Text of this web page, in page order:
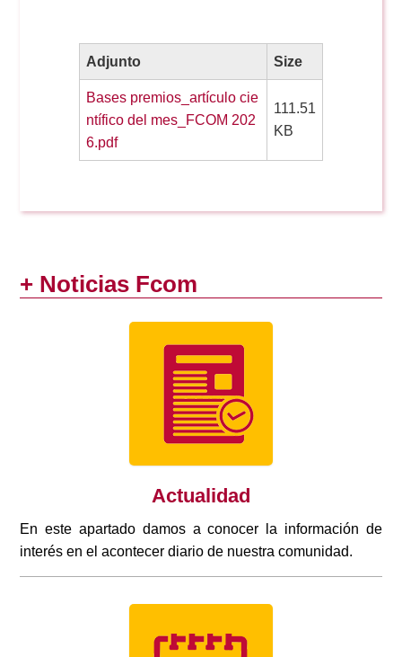
Adjunto Size
Bases premios_artículo cie
ntífico del mes_FCOM 202
6.pdf
111.51
KB
+ Noticias Fcom
Actualidad
En este apartado damos a conocer la información de
interés en el acontecer diario de nuestra comunidad.